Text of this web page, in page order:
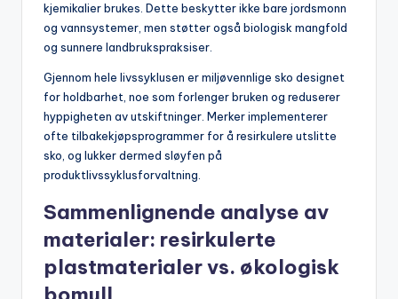
kjemikalier brukes. Dette beskytter ikke bare jordsmonn
og vannsystemer, men støtter også biologisk mangfold
og sunnere landbrukspraksiser.
Gjennom hele livssyklusen er miljøvennlige sko designet
for holdbarhet, noe som forlenger bruken og reduserer
hyppigheten av utskiftninger. Merker implementerer
ofte tilbakekjøpsprogrammer for å resirkulere utslitte
sko, og lukker dermed sløyfen på
produktlivssyklusforvaltning.
Sammenlignende analyse av
materialer: resirkulerte
plastmaterialer vs. økologisk